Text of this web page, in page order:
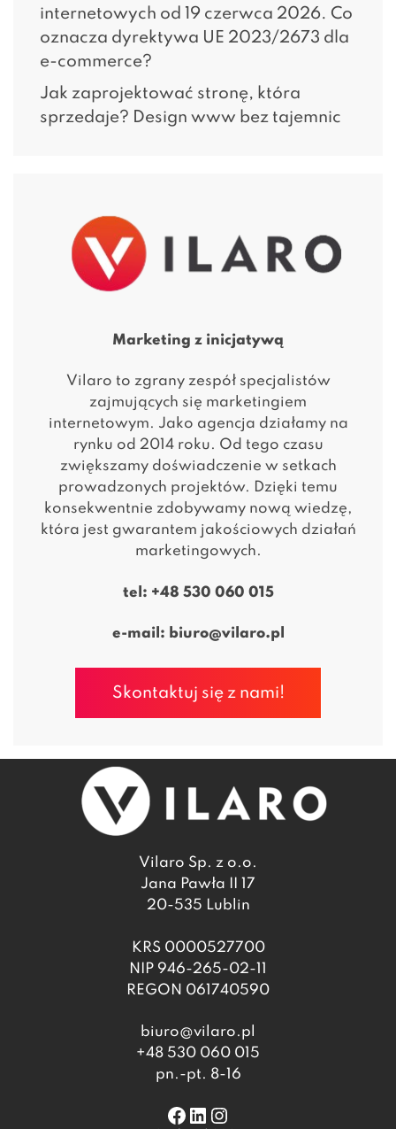
internetowych od 19 czerwca 2026. Co
oznacza dyrektywa UE 2023/2673 dla
e-commerce?
Jak zaprojektować stronę, która
sprzedaje? Design www bez tajemnic
Marketing z inicjatywą
Vilaro to zgrany zespół specjalistów
zajmujących się marketingiem
internetowym. Jako agencja działamy na
rynku od 2014 roku. Od tego czasu
zwiększamy doświadczenie w setkach
prowadzonych projektów. Dzięki temu
konsekwentnie zdobywamy nową wiedzę,
która jest gwarantem jakościowych działań
marketingowych.
tel: +48 530 060 015
e-mail: biuro@vilaro.pl
Skontaktuj się z nami!
Vilaro Sp. z o.o.
Jana Pawła II 17
20-535 Lublin
KRS 0000527700
NIP 946-265-02-11
REGON 061740590
biuro@vilaro.pl
+48 530 060 015
pn.-pt. 8-16
Facebook LinkedIn Instagram